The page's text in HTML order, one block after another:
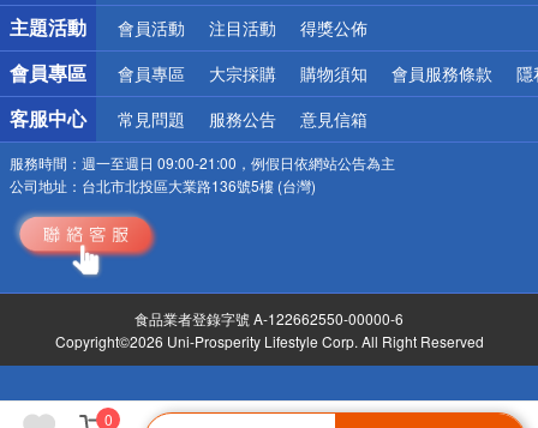
0
主題活動 會員活動 注目活動 得獎公佈
會員專區 會員專區 大宗採購 購物須知 會員服務條款 隱
客服中心 常見問題 服務公告 意見信箱
服務時間： 週一至週日 09:00-21:00，例假日依網站公告為主
公司地址： 台北市北投區大業路136號5樓 (台灣)
食品業者登錄字號 A-122662550-00000-6
Copyright©2026 Uni-Prosperity Lifestyle Corp. All Right Reserved